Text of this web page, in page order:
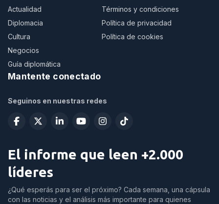
Actualidad
Diplomacia
Cultura
Negocios
Guía diplomática
Términos y condiciones
Política de privacidad
Política de cookies
Mantente conectado
Seguinos en nuestras redes
El informe que leen +2.000
líderes
¿Qué esperás para ser el próximo? Cada semana, una cápsula
con las noticias y el análisis más importante para quienes